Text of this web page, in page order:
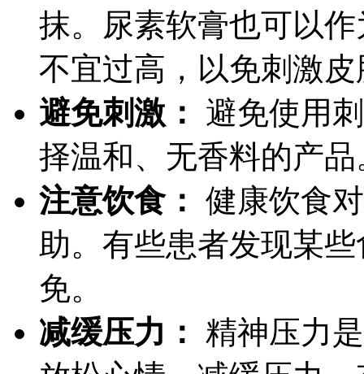
抹。尿素软膏也可以
不宜过高，以免刺激皮
避免刺激：
避免使用
择温和、无香料的产品
注意饮食： 健康饮食
助。有些患者发现某
免。
减缓压力： 精神压力